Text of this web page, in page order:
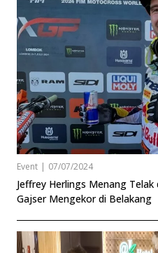
Event | 07/07/2024
Jeffrey Herlings Menang
Gajser Mengekor di Belakang